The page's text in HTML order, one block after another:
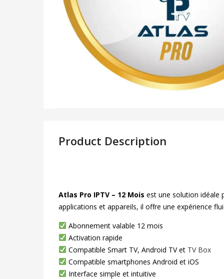
Product Description
Atlas Pro IPTV – 12 Mois est une solution idéale
applications et appareils, il offre une expérience
Abonnement valable 12 mois
Activation rapide
Compatible Smart TV, Android TV et TV Box
Compatible smartphones Android et iOS
Interface simple et intuitive